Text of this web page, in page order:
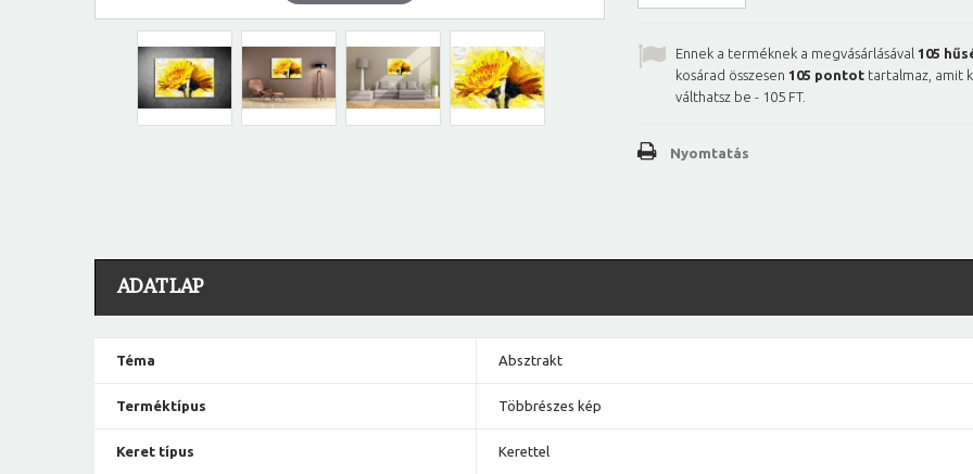
Ennek a terméknek a megvásárlásával 105
kosárad összesen 105 pontot tartalmaz, amit
válthatsz be - 105 FT.
Nyomtatás
ADATLAP
Téma Absztrakt
Terméktípus Többrészes kép
Keret típus Kerettel